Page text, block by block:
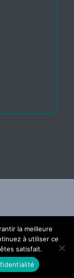
la meilleure
à utiliser ce
satisfait.